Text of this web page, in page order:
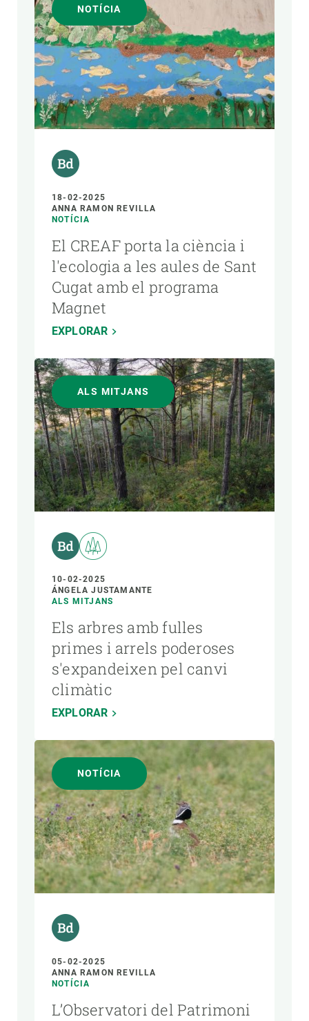
FORMAT
AUTOR
NOTÍCIA
18-02-2025
ANNA RAMON REVILLA
NOTÍCIA
El CREAF porta la ciència i
l'ecologia a les aules de Sant
Cugat amb el programa
Magnet
EXPLORAR
ALS MITJANS
10-02-2025
ÁNGELA JUSTAMANTE
ALS MITJANS
Els arbres amb fulles
primes i arrels poderoses
s'expandeixen pel canvi
climàtic
EXPLORAR
NOTÍCIA
05-02-2025
ANNA RAMON REVILLA
NOTÍCIA
L’Observatori del Patrimoni